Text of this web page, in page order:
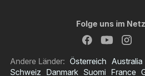
Folge uns im Netz
Andere Länder: Österreich Australia
Schweiz Danmark Suomi France